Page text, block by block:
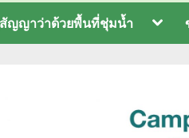
ญญาว่าด้วยพื้นที่ชุ่มน้ำ